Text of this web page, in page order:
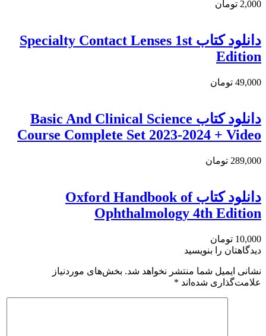
2,000 تومان
دانلود کتاب Specialty Contact Lenses 1st
Edition
49,000 تومان
دانلود کتاب Basic And Clinical Science
Course Complete Set 2023-2024 + Video
289,000 تومان
دانلود كتاب Oxford Handbook of
Ophthalmology 4th Edition
10,000 تومان
دیدگاهتان را بنویسید
نشانی ایمیل شما منتشر نخواهد شد. بخش‌های موردنیاز
علامت‌گذاری شده‌اند *